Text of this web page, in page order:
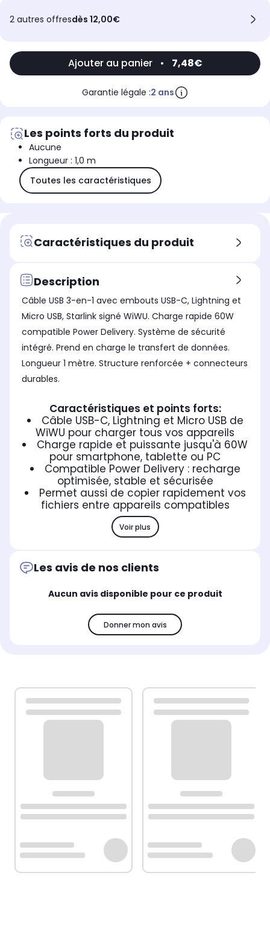
2 autres offresdès 12,00€
Ajouter au panier • 7,48€
Garantie légale :2 ans
Les points forts du produit
Aucune
Longueur : 1,0 m
Toutes les caractéristiques
Caractéristiques du produit
Description
Câble USB 3-en-1 avec embouts USB-C, Lightning et
Micro USB, Starlink signé WiWU. Charge rapide 60W
compatible Power Delivery. Système de sécurité
intégré. Prend en charge le transfert de données.
Longueur 1 mètre. Structure renforcée + connecteurs
durables.
Caractéristiques et points forts:
Câble USB-C, Lightning et Micro USB de
WiWU pour charger tous vos appareils
Charge rapide et puissante jusqu'à 60W
pour smartphone, tablette ou PC
Compatible Power Delivery : recharge
optimisée, stable et sécurisée
Permet aussi de copier rapidement vos
fichiers entre appareils compatibles
Voir plus
Les avis de nos clients
Aucun avis disponible pour ce produit
Donner mon avis